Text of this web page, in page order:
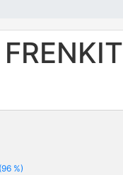
(96 %)